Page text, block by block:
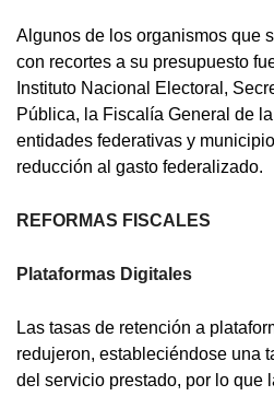
Algunos de los organismos que
con recortes a su presupuesto
Instituto Nacional Electoral,
Pública, la Fiscalía General de
entidades federativas y
reducción al gasto federalizado.
REFORMAS FISCALES
Plataformas Digitales
Las tasas de retención a
redujeron, estableciéndose una
del servicio prestado, por lo que